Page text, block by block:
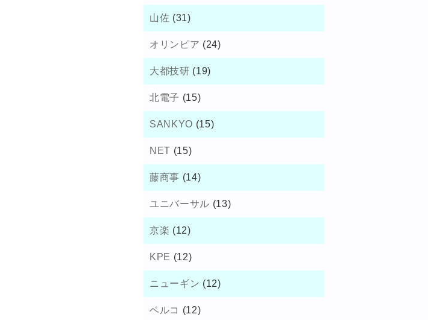
山佐 (31)
オリンピア (24)
大都技研 (19)
北電子 (15)
SANKYO (15)
NET (15)
藤商事 (14)
ユニバーサル (13)
京楽 (12)
KPE (12)
ニューギン (12)
ベルコ (12)